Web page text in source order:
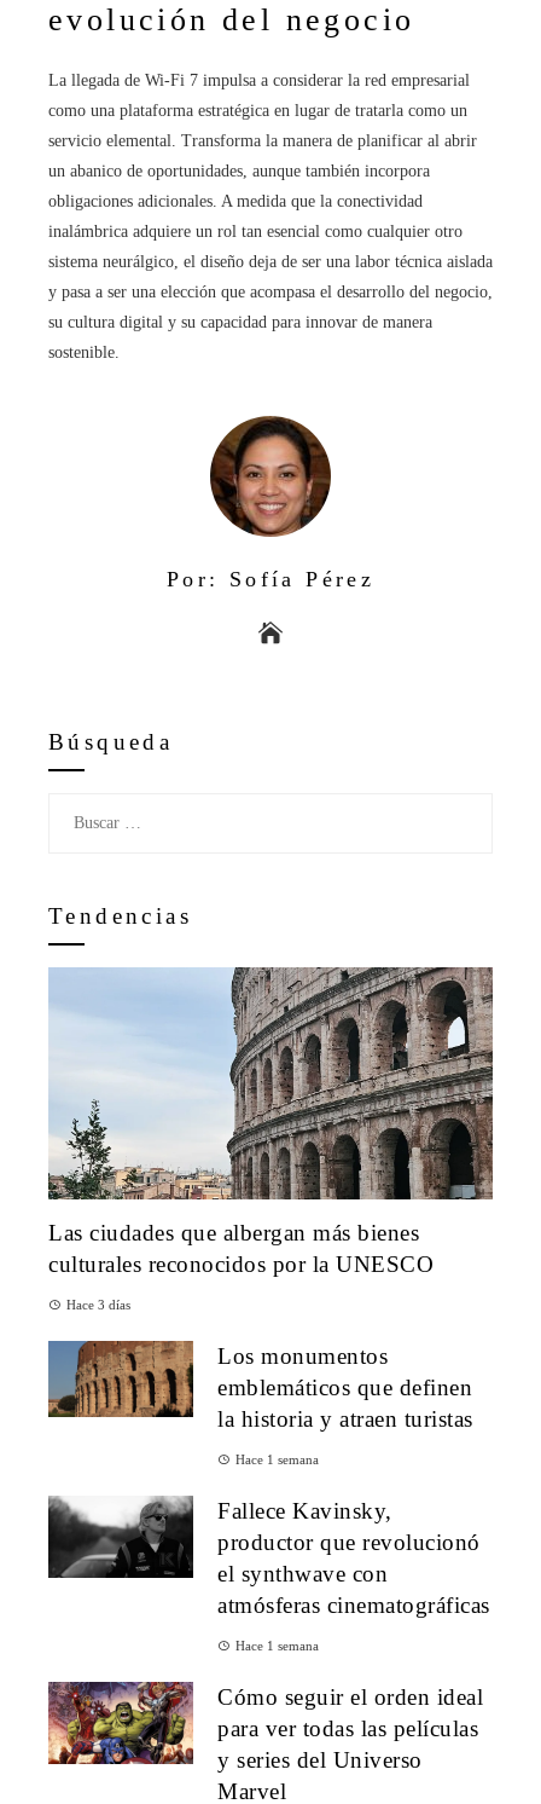
evolución del negocio
La llegada de Wi‑Fi 7 impulsa a considerar la red empresarial
como una plataforma estratégica en lugar de tratarla como un
servicio elemental. Transforma la manera de planificar al abrir
un abanico de oportunidades, aunque también incorpora
obligaciones adicionales. A medida que la conectividad
inalámbrica adquiere un rol tan esencial como cualquier otro
sistema neurálgico, el diseño deja de ser una labor técnica aislada
y pasa a ser una elección que acompasa el desarrollo del negocio,
su cultura digital y su capacidad para innovar de manera
sostenible.
Por: Sofía Pérez
Búsqueda
Tendencias
Las ciudades que albergan más bienes
culturales reconocidos por la UNESCO
Hace 3 días
Los monumentos
emblemáticos que definen
la historia y atraen turistas
Hace 1 semana
Fallece Kavinsky,
productor que revolucionó
el synthwave con
atmósferas cinematográficas
Hace 1 semana
Cómo seguir el orden ideal
para ver todas las películas
y series del Universo
Marvel